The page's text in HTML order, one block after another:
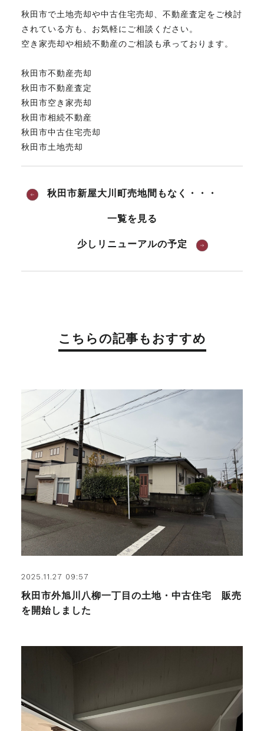
秋田市で土地売却や中古住宅売却、不動産査定をご検討
されている方も、お気軽にご相談ください。
空き家売却や相続不動産のご相談も承っております。
秋田市不動産売却
秋田市不動産査定
秋田市空き家売却
秋田市相続不動産
秋田市中古住宅売却
秋田市土地売却
秋田市新屋大川町売地間もなく・・・
一覧を見る
少しリニューアルの予定
こちらの記事もおすすめ
2025.11.27 09:57
秋田市外旭川八柳一丁目の土地・中古住宅 販売
を開始しました